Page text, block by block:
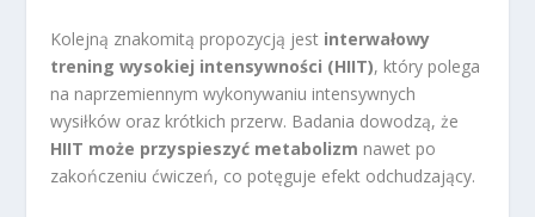
Kolejną znakomitą propozycją jest interwałowy
trening wysokiej intensywności (HIIT), który polega
na naprzemiennym wykonywaniu intensywnych
wysiłków oraz krótkich przerw. Badania dowodzą, że
HIIT może przyspieszyć metabolizm nawet po
zakończeniu ćwiczeń, co potęguje efekt odchudzający.